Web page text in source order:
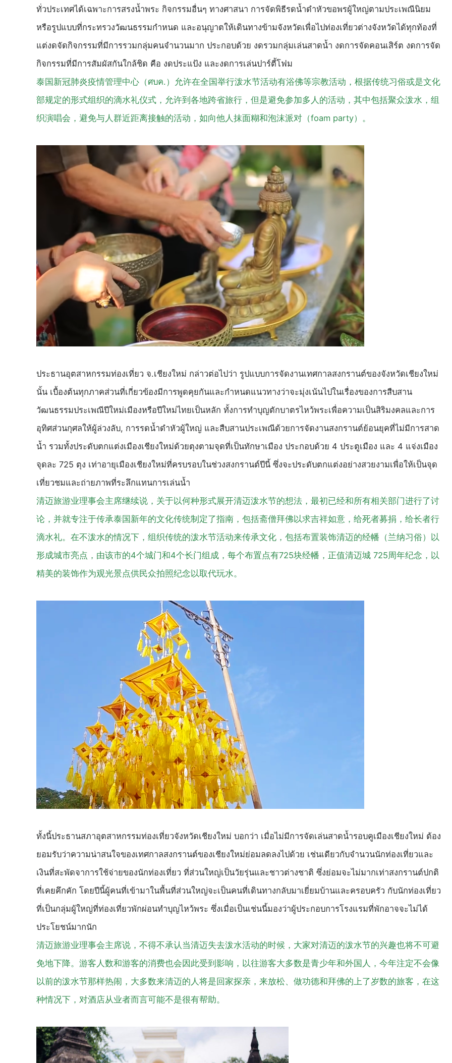
ทั่วประเทศได้เฉพาะการสรงน้ำพระ กิจกรรมอื่นๆ ทางศาสนา การจัดพิธีรดน้ำดำหัวขอพรผู้ใหญ่ตามประเพณีนิยม
หรือรูปแบบที่กระทรวงวัฒนธรรมกำหนด และอนุญาตให้เดินทางข้ามจังหวัดเพื่อไปท่องเที่ยวต่างจังหวัดได้ทุกท้องที่
แต่งดจัดกิจกรรมที่มีการรวมกลุ่มคนจำนวนมาก ประกอบด้วย งดรวมกลุ่มเล่นสาดน้ำ งดการจัดคอนเสิร์ต งดการจัด
กิจกรรมที่มีการสัมผัสกันใกล้ชิด คือ งดประแป้ง และงดการเล่นปาร์ตี้โฟม
泰国新冠肺炎疫情管理中心（ศบค.）允许在全国举行泼水节活动有浴佛等宗教活动，根据传统习俗或是文化
部规定的形式组织的滴水礼仪式，允许到各地跨省旅行，但是避免参加多人的活动，其中包括聚众泼水，组
织演唱会，避免与人群近距离接触的活动，如向他人抹面糊和泡沫派对（foam party）。
ประธานอุตสาหกรรมท่องเที่ยว จ.เชียงใหม่ กล่าวต่อไปว่า รูปแบบการจัดงานเทศกาลสงกรานต์ของจังหวัดเชียงใหม่
นั้น เบื้องต้นทุกภาคส่วนที่เกี่ยวข้องมีการพูดคุยกันและกำหนดแนวทางว่าจะมุ่งเน้นไปในเรื่องของการสืบสาน
วัฒนธรรมประเพณีปีใหม่เมืองหรือปีใหม่ไทยเป็นหลัก ทั้งการทำบุญตักบาตรไหว้พระเพื่อความเป็นสิริมงคลและการ
อุทิศส่วนกุศลให้ผู้ล่วงลับ, การรดน้ำดำหัวผู้ใหญ่ และสืบสานประเพณีด้วยการจัดงานสงกรานต์ย้อนยุคที่ไม่มีการสาด
น้ำ รวมทั้งประดับตกแต่งเมืองเชียงใหม่ด้วยตุงตามจุดที่เป็นทักษาเมือง ประกอบด้วย 4 ประตูเมือง และ 4 แจ่งเมือง
จุดละ 725 ตุง เท่าอายุเมืองเชียงใหม่ที่ครบรอบในช่วงสงกรานต์ปีนี้ ซึ่งจะประดับตกแต่งอย่างสวยงามเพื่อให้เป็นจุด
เที่ยวชมและถ่ายภาพที่ระลึกแทนการเล่นน้ำ
清迈旅游业理事会主席继续说，关于以何种形式展开清迈泼水节的想法，最初已经和所有相关部门进行了讨
论，并就专注于传承泰国新年的文化传统制定了指南，包括斋僧拜佛以求吉祥如意，给死者募捐，给长者行
滴水礼。在不泼水的情况下，组织传统的泼水节活动来传承文化，包括布置装饰清迈的经幡（兰纳习俗）以
形成城市亮点，由该市的4个城门和4个长门组成，每个布置点有725块经幡，正值清迈城 725周年纪念，以
精美的装饰作为观光景点供民众拍照纪念以取代玩水。
ทั้งนี้ประธานสภาอุตสาหกรรมท่องเที่ยวจังหวัดเชียงใหม่ บอกว่า เมื่อไม่มีการจัดเล่นสาดน้ำรอบคูเมืองเชียงใหม่ ต้อง
ยอมรับว่าความน่าสนใจของเทศกาลสงกรานต์ของเชียงใหม่ย่อมลดลงไปด้วย เช่นเดียวกับจำนวนนักท่องเที่ยวและ
เงินที่สะพัดจาการใช้จ่ายของนักท่องเที่ยว ที่ส่วนใหญ่เป็นวัยรุ่นและชาวต่างชาติ ซึ่งย่อมจะไม่มากเท่าสงกรานต์ปกติ
ที่เคยคึกคัก โดยปีนี้ผู้คนที่เข้ามาในพื้นที่ส่วนใหญ่จะเป็นคนที่เดินทางกลับมาเยี่ยมบ้านและครอบครัว กับนักท่องเที่ยว
ที่เป็นกลุ่มผู้ใหญ่ที่ท่องเที่ยวพักผ่อนทำบุญไหว้พระ ซึ่งเมื่อเป็นเช่นนี้มองว่าผู้ประกอบการโรงแรมที่พักอาจจะไม่ได้
ประโยชน์มากนัก
清迈旅游业理事会主席说，不得不承认当清迈失去泼水活动的时候，大家对清迈的泼水节的兴趣也将不可避
免地下降。游客人数和游客的消费也会因此受到影响，以往游客大多数是青少年和外国人，今年注定不会像
以前的泼水节那样热闹，大多数来清迈的人将是回家探亲，来放松、做功德和拜佛的上了岁数的旅客，在这
种情况下，对酒店从业者而言可能不是很有帮助。